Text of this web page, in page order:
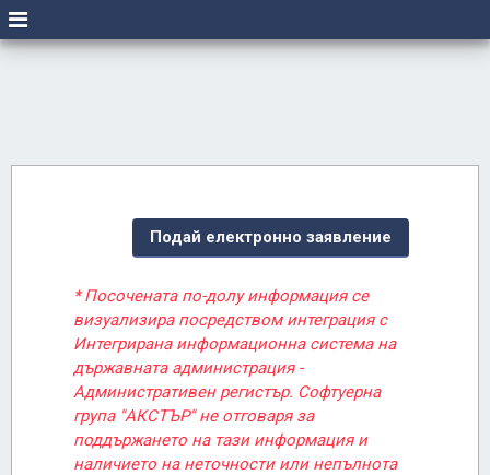
Подай електронно заявление
* Посочената по-долу информация се
визуализира посредством интеграция с
Интегрирана информационна система на
държавната администрация -
Административен регистър. Софтуерна
група "АКСТЪР" не отговаря за
поддържането на тази информация и
наличието на неточности или непълнота